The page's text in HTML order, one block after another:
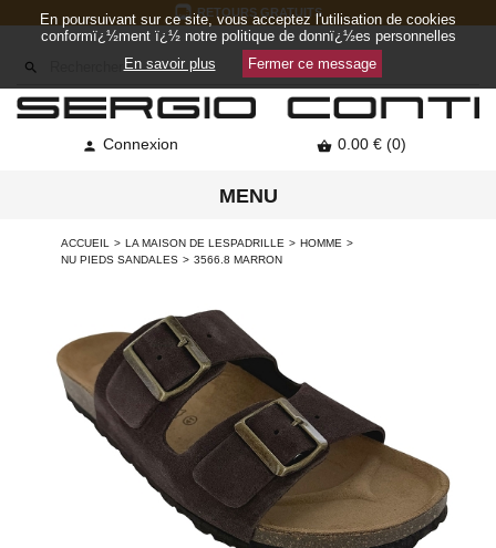
RETOURS GRATUITS

 Connexion  0.00 € (0)
MENU
ACCUEIL LA MAISON DE LESPADRILLE
HOMME
NU PIEDS SANDALES
3566.8 MARRON
En poursuivant sur ce site, vous acceptez l'utilisation de cookies
conformï¿½ment ï¿½ notre politique de donnï¿½es personnelles
En savoir plus
Fermer ce message